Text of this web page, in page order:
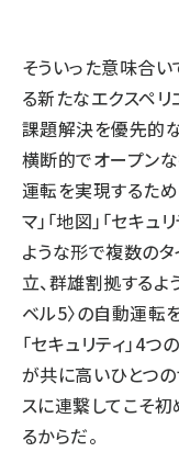
そういった意味合
る新たなエクスペ
課題解決を優先的な
横断的でオープン
運転を実現するため
マ」「地図」「セキ
ような形で複数のタ
立、群雄割拠するよ
ベル5〉の自動運転を
「セキュリティ」4
が共に高いひとつの
スに連繋してこそ
るからだ。